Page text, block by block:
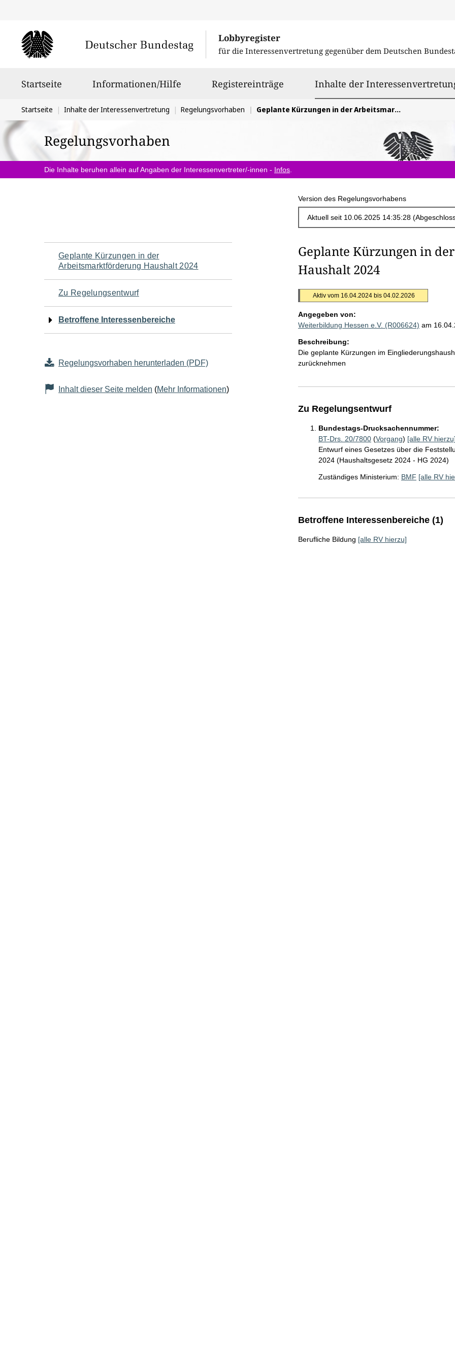
Lobbyregister
für die Interessenvertretung gegenüber dem Deutschen
Startseite Informationen/Hilfe Registereinträge Inhalte der
Sie
befinden
sich
hier:
Startseite Inhalte der Interessenvertretung Regelungsvorhaben Geplante Kürzungen in der Arbeitsmarktförderung Haushalt 2024
Regelungsvorhaben
Die Inhalte beruhen allein auf Angaben der Interessenvertreter/-innen - Infos
Version des Regelungsvorhabens
Navigation
für
den
Seiteninhalt
Geplante Kürzungen in der
Arbeitsmarktförderung Haushalt 2024
Zu Regelungsentwurf
Betroffene Interessenbereiche
Regelungsvorhaben herunterladen (PDF)
Inhalt dieser Seite melden (Mehr Informationen)
Geplante Kürzungen in
Haushalt 2024
Aktiv vom 16.04.2024 bis 04.02.2026
Angegeben von:
Weiterbildung Hessen e.V. (R006624) am
Beschreibung:
Die geplante Kürzungen im
zurücknehmen
Zu Regelungsentwurf
Bundestags-Drucksachennummer:
BT-Drs. 20/7800(Vorgang) [alle RV
Entwurf eines Gesetzes über die
2024 (Haushaltsgesetz 2024 - HG 2024)
Zuständiges Ministerium: BMF [alle RV
Betroffene Interessenbereiche (1)
Berufliche Bildung [alle RV hierzu]